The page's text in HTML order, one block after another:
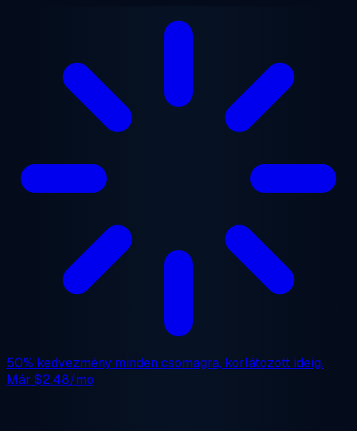
50% kedvezmény minden csomagra, korlátozott ideig.
Már $2.48/mo